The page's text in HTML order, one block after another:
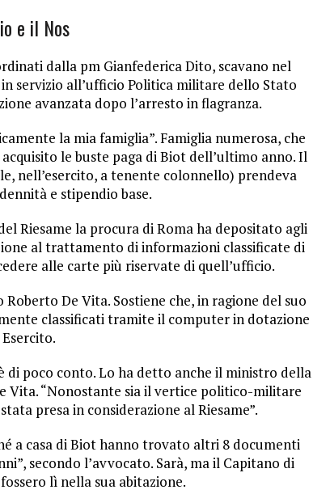
e il Nos
dalla pm Gianfederica Dito, scavano nel
servizio all’ufficio Politica militare dello Stato
avanzata dopo l’arresto in flagranza.
la mia famiglia”. Famiglia numerosa, che
le buste paga di Biot dell’ultimo anno. Il
nell’esercito, a tenente colonnello) prendeva
e stipendio base.
Riesame la procura di Roma ha depositato agli
al trattamento di informazioni classificate di
alle carte più riservate di quell’ufficio.
De Vita. Sostiene che, in ragione del suo
classificati tramite il computer in dotazione
di poco conto. Lo ha detto anche il ministro della
Vita. “Nonostante sia il vertice politico-militare
presa in considerazione al Riesame”.
a casa di Biot hanno trovato altri 8 documenti
secondo l’avvocato. Sarà, ma il Capitano di
lì nella sua abitazione.